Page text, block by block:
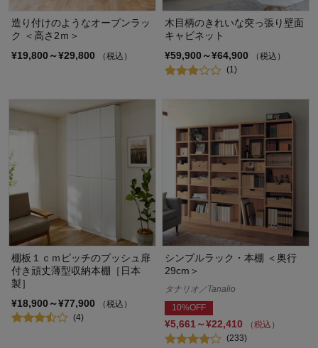
造り付けのようなオープンラッ
ク ＜高さ2ｍ＞
¥19,800～¥29,800
（税込）
木目柄のきれいな突っ張り壁面
キャビネット
¥59,900～¥64,900
（税込）
(1)
棚板１ｃｍピッチのプッシュ扉
付き頑丈薄型収納本棚［日本
製］
¥18,900～¥77,900
（税込）
(4)
シンプルラック・本棚 ＜奥行
29cm＞
タナリオ／Tanalio
10%OFF
¥5,661～¥22,410
（税込）
(233)